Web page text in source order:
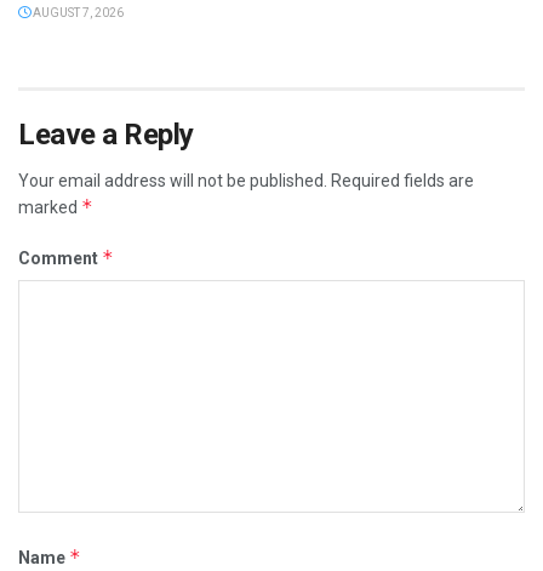
AUGUST 7, 2026
Leave a Reply
Your email address will not be published.
Required fields are
marked *
Comment *
Name *